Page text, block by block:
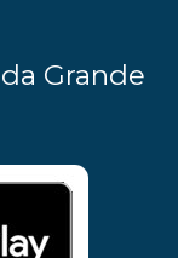
Grande